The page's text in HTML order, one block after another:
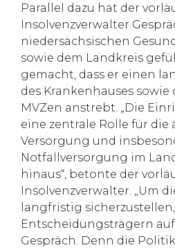
Parallel dazu hat der
Insolvenzverwalter
niedersächsischen
sowie dem Landkreis
gemacht, dass er einen
des Krankenhauses
MVZen anstrebt. „Die
eine zentrale Rolle für die
Versorgung und
Notfallversorgung im
hinaus“, betonte der
Insolvenzverwalter. „Um
langfristig
Entscheidungsträgern
Gespräch. Denn die